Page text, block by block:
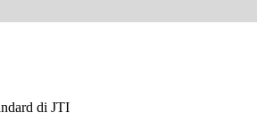
di JTI